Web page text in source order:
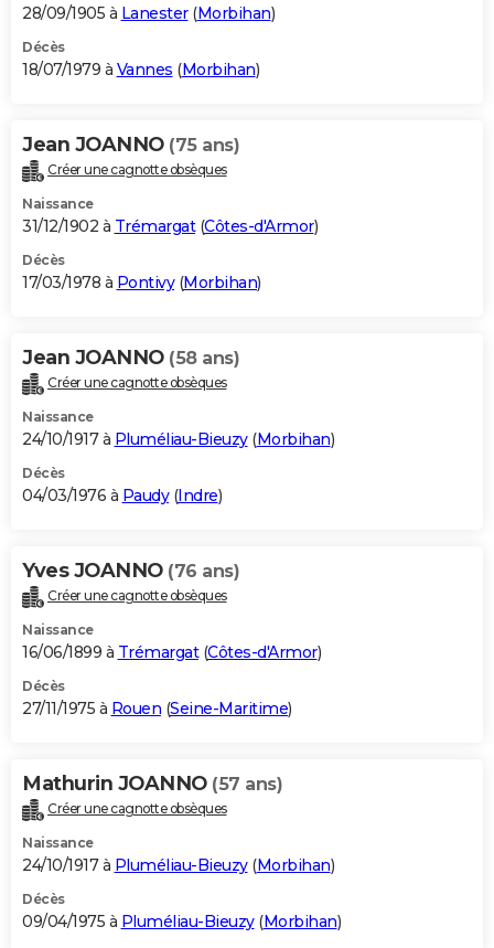
28/09/1905 à Lanester(Morbihan)
Décès
18/07/1979 à Vannes (Morbihan)
Jean JOANNO (75 ans)
Créer une cagnotte obsèques
Naissance
31/12/1902 à Trémargat(Côtes-d'Armor)
Décès
17/03/1978 à Pontivy(Morbihan)
Jean JOANNO (58 ans)
Créer une cagnotte obsèques
Naissance
24/10/1917 à Pluméliau-Bieuzy(Morbihan)
Décès
04/03/1976 à Paudy(Indre)
Yves JOANNO (76 ans)
Créer une cagnotte obsèques
Naissance
16/06/1899 à Trémargat(Côtes-d'Armor)
Décès
27/11/1975 à Rouen (Seine-Maritime)
Mathurin JOANNO (57 ans)
Créer une cagnotte obsèques
Naissance
24/10/1917 à Pluméliau-Bieuzy(Morbihan)
Décès
09/04/1975 à Pluméliau-Bieuzy(Morbihan)